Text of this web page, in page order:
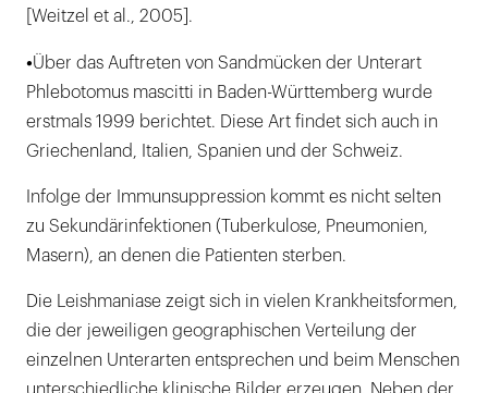
[Weitzel et al., 2005].
•Über das Auftreten von Sandmücken der Unterart
Phlebotomus mascitti in Baden-Württemberg wurde
erstmals 1999 berichtet. Diese Art findet sich auch in
Griechenland, Italien, Spanien und der Schweiz.
Infolge der Immunsuppression kommt es nicht selten
zu Sekundärinfektionen (Tuberkulose, Pneumonien,
Masern), an denen die Patienten sterben.
Die Leishmaniase zeigt sich in vielen Krankheitsformen,
die der jeweiligen geographischen Verteilung der
einzelnen Unterarten entsprechen und beim Menschen